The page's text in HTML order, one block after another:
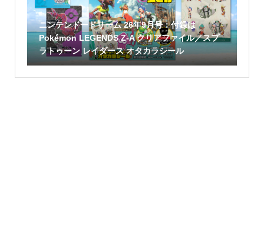
ニンテンドードリーム 26年9月号：付録は
Pokémon LEGENDS Z-A クリアファイル／スプ
ラトゥーン レイダース オタカラシール